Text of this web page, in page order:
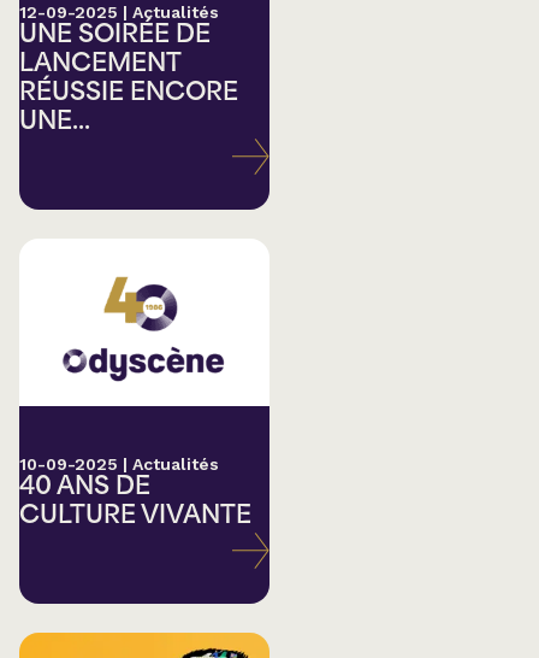
12-09-2025 | Actualités
UNE SOIRÉE DE
LANCEMENT
RÉUSSIE ENCORE
UNE...
10-09-2025 | Actualités
40 ANS DE
CULTURE VIVANTE